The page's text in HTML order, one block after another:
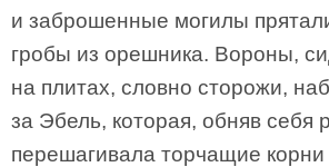
и заброшенные могилы
гробы из орешника. Вороны,
на плитах, словно сторожи,
за Эбель, которая, обняв себя
перешагивала торчащие корни